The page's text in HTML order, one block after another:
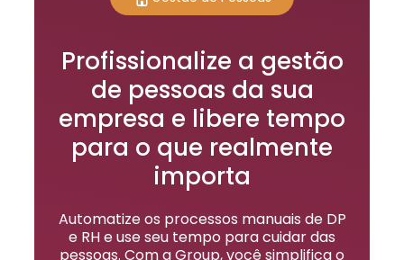
Profissionalize a gestão
de pessoas da sua
empresa e libere tempo
para o que realmente
importa
Automatize os processos manuais de DP
e RH e use seu tempo para cuidar das
pessoas. Com a Group, você simplifica o